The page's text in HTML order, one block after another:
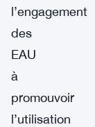
l’engagement
des
EAU
à
promouvoir
l’utilisation